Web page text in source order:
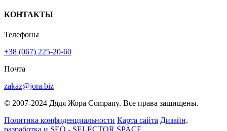
КОНТАКТЫ
Телефоны
+38 (067) 225-20-60
Почта
zakaz@jora.biz
© 2007-2024 Дядя Жора Company. Все права защищены.
Политика конфиденциальности Карта сайта Дизайн,
разработка и SEO - SELECTOR.SPACE